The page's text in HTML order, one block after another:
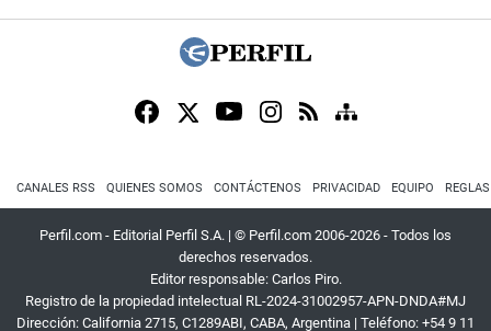
CANALES RSS QUIENES SOMOS CONTÁCTENOS PRIVACIDAD EQUIPO
Perfil.com - Editorial Perfil S.A. | © Perfil.com 2006-2026 - Todos los
derechos reservados.
Editor responsable: Carlos Piro.
Registro de la propiedad intelectual RL-2024-31002957-APN-DNDA#MJ
Dirección: California 2715, C1289ABI, CABA, Argentina | Teléfono: +54 9 11